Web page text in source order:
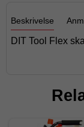
Beskrivelse
DIT Tool Flex